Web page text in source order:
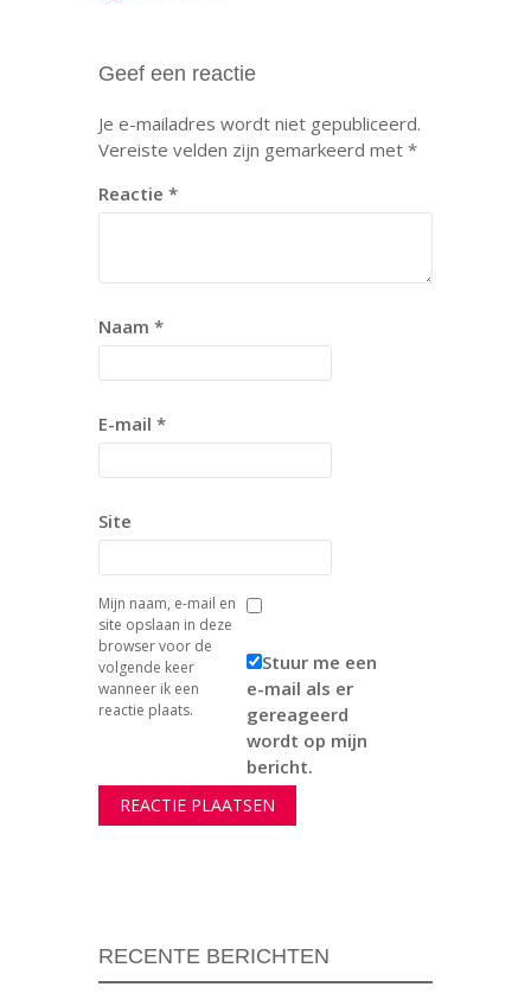
Geef een reactie
Je e-mailadres wordt niet gepubliceerd.
Vereiste velden zijn gemarkeerd met *
Reactie *
Naam *
E-mail *
Site
Mijn naam, e-mail en
site opslaan in deze
browser voor de
volgende keer
wanneer ik een
reactie plaats.
Stuur me een
e-mail als er
gereageerd
wordt op mijn
bericht.
RECENTE BERICHTEN